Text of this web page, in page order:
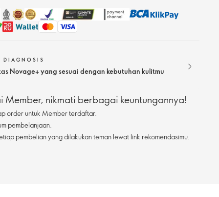
DIAGNOSIS
Novage+ yang sesuai dengan kebutuhan kulitmu
Member, nikmati berbagai keuntungannya!
order untuk Member terdaftar.
pembelanjaan.
pembelian yang dilakukan teman lewat link rekomendasimu.